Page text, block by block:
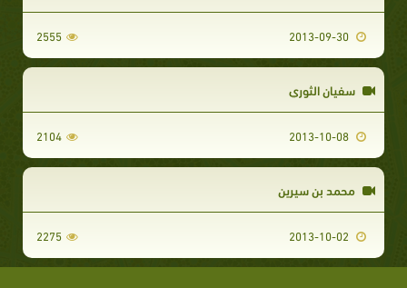
2555
سفيان الثوري
2104
محمد بن سيرين
2275